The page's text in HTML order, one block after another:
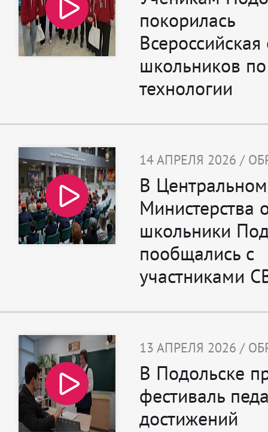
покорилась
школьников по
технологии
14 АПРЕЛЯ 2026 /
В
Министерства
школьники
пообщались с
участниками
13 АПРЕЛЯ 2026 /
В Подольске
фестиваль
достижений